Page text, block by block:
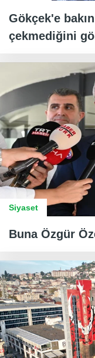
Gökçek'e
çekmediğini
Siyaset
Buna Özgür